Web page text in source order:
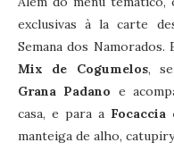
exclusivas à la carte
Semana dos
Mix de Cogumelos,
Grana Padano e
casa, e para a Focaccia
manteiga de alho,